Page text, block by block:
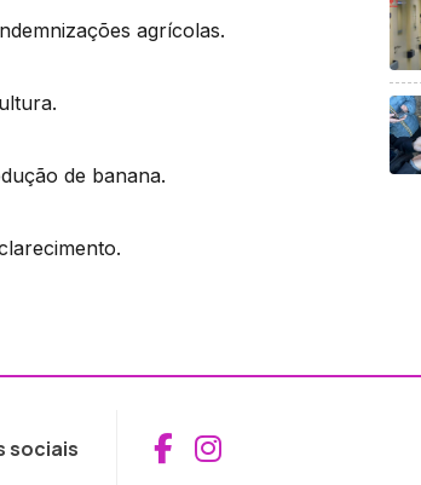
agrícolas.
de banana.
sociais Aceder ao
Aceder ao